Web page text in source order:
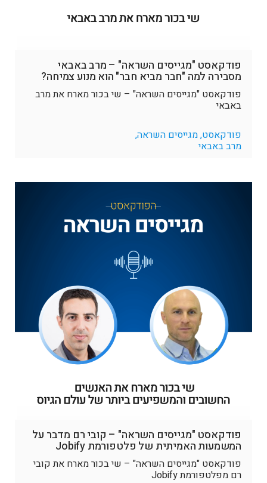
פודקאסט "מגייסים השראה" – מרב באבאי
מסבירה למה "חבר מביא חבר" הוא מנוע צמיחה?
פודקאסט "מגייסים השראה" – שי בכור מארח את מרב
באבאי
פודקאסט, מגייסים השראה,
מרב באבאי
פודקאסט "מגייסים השראה" – קובי רם מדבר על
המשמעות האמיתית של פלטפורמת Jobify
פודקאסט "מגייסים השראה" – שי בכור מארח את קובי
רם מפלטפורמת Jobify